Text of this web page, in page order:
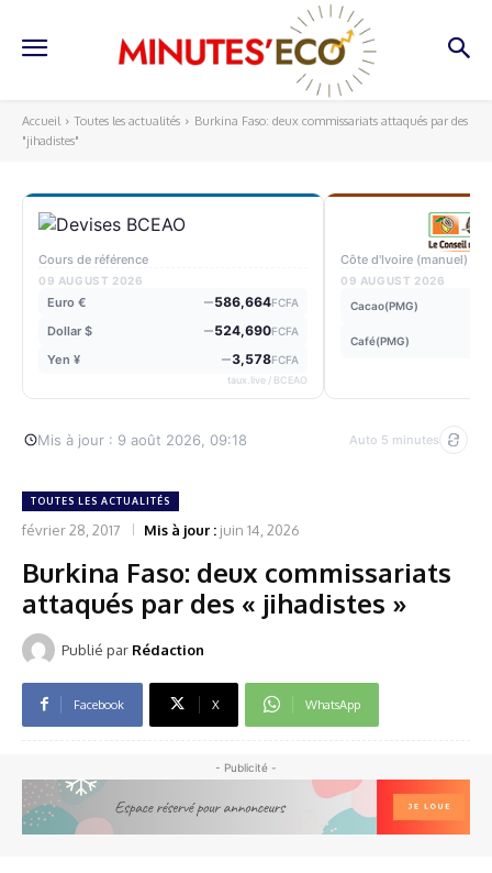
Accueil Toutes les actualités
Burkina Faso: deux commissariats attaqués par des
"jihadistes"
Cours de référence
09 AUGUST 2026
Euro € 586,664FCFA
Dollar $ 524,690FCFA
Yen ¥ 3,578FCFA
taux.live / BCEAO
Côte d'Ivoire (manuel)
09 AUGUST 2026
Cacao(PMG)
Café(PMG)
Mis à jour : 9 août 2026, 09:18 Auto 5 minutes
TOUTES LES ACTUALITÉS
février 28, 2017 Mis à jour : juin 14, 2026
Burkina Faso: deux commissariats
attaqués par des « jihadistes »
Publié par Rédaction
Facebook X WhatsApp
- Publicité -